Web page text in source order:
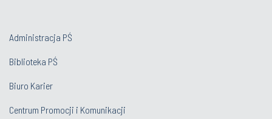
Administracja PŚ
Biblioteka PŚ
Biuro Karier
Centrum Promocji i Komunikacji